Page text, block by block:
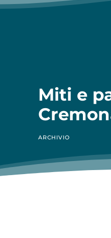
Miti e
ARCHIVIO